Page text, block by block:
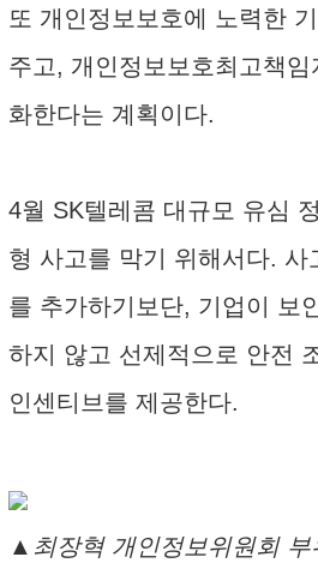
또 개인정보보호에 노력한
주고, 개인정보보호최고책
화한다는 계획이다.
4월 SK텔레콤 대규모 유심
형 사고를 막기 위해서다. 사
를 추가하기보단, 기업이 보
하지 않고 선제적으로 안전
인센티브를 제공한다.
▲최장혁 개인정보위원회 부